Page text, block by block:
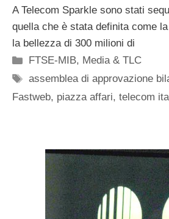
A Telecom Sparkle sono stati
quella che è stata definita come
la bellezza di 300 milioni di
Categorie
FTSE-MIB, Media & TLC
Tag
assemblea di approvazione
Fastweb, piazza affari, telecom